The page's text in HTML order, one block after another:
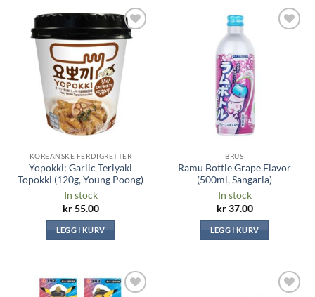
Legg til i
ønskeliste
KOREANSKE FERDIGRETTER
Yopokki: Garlic Teriyaki
Topokki (120g, Young Poong)
In stock
kr55.00
LEGG I KURV
BRUS
Ramu Bottle Grape Flavor
(500ml, Sangaria)
In stock
kr37.00
LEGG I KURV